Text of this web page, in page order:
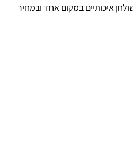
איכותיים במקום אחד ובמחיר